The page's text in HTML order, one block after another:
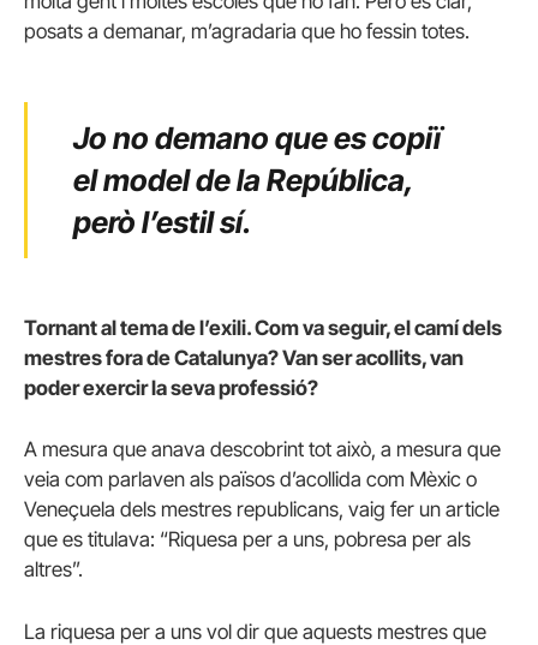
posats a demanar, m’agradaria que ho fessin totes.
Jo no demano que es copiï
el model de la República,
però l’estil sí.
Tornant al tema de l’exili. Com va seguir, el camí dels
mestres fora de Catalunya? Van ser acollits, van
poder exercir la seva professió?
A mesura que anava descobrint tot això, a mesura que
veia com parlaven als països d’acollida com Mèxic o
Veneçuela dels mestres republicans, vaig fer un article
que es titulava: “Riquesa per a uns, pobresa per als
altres”.
La riquesa per a uns vol dir que aquests mestres que